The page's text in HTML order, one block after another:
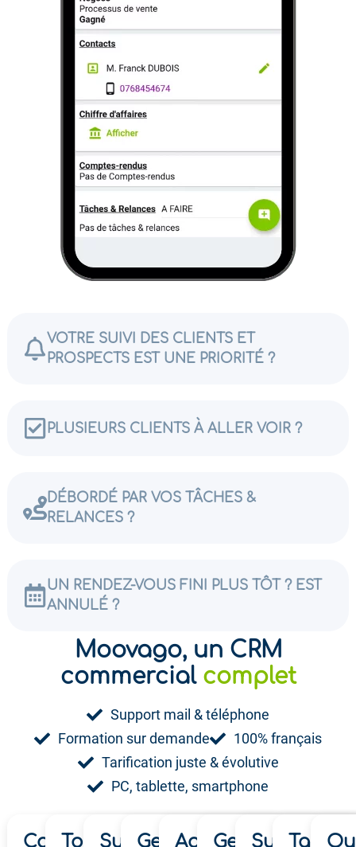
VOTRE SUIVI DES CLIENTS ET
PROSPECTS EST UNE PRIORITÉ ?
PLUSIEURS CLIENTS À ALLER VOIR ?​
DÉBORDÉ PAR VOS TÂCHES &
RELANCES ?​
UN RENDEZ-VOUS FINI PLUS TÔT ? EST
ANNULÉ ?​
Moovago, un CRM
commercial
complet
ludique
Support mail & téléphone
Formation sur demande
100% français
Tarification juste & évolutive
PC, tablette, smartphone
Cartographie client ›
Tournées commerciales ›
Suivi commercial ›
Gestion de fichier
Agenda & Planning
Gestion des
Suivi de